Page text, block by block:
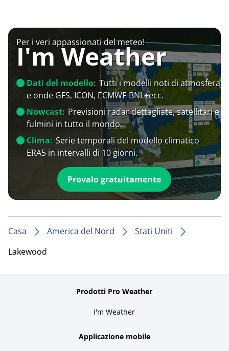
Per i veri appassionati del meteo!
I'm Weather
Dati del modello: Tutti i modelli noti di atmosfera
e onde GFS, ICON, ECMWF-BNL+ecc.
Nowcast: Previsioni radar dettagliate, satellitari e
fulmini in tutto il mondo.
Clima: Serie temporali del modello climatico
ERA5 in intervalli di 10 giorni.
Provalo gratuitamente
Casa America del Nord
Stati Uniti
Lakewood
Prodotti Pro Weather
I'm Weather
Applicazione mobile